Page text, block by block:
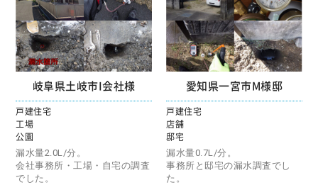
岐阜県土岐市I会社様
戸建住宅
工場
公園
漏水量2.0L/分。
会社事務所・工場・自宅の調査
でした。
愛知県一宮市M様邸
戸建住宅
店舗
邸宅
漏水量0.7L/分。
事務所と邸宅の漏水調査でし
た。